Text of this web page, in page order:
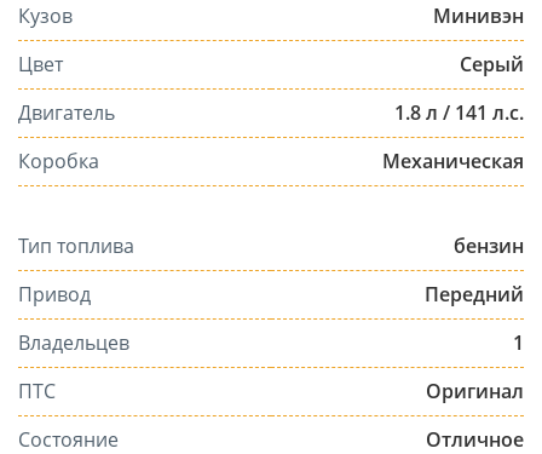
Кузов
Минивэн
Цвет
Серый
Двигатель
1.8 л / 141 л.с.
Коробка
Механическая
Тип топлива
бензин
Привод
Передний
Владельцев
1
ПТС
Оригинал
Состояние
Отличное